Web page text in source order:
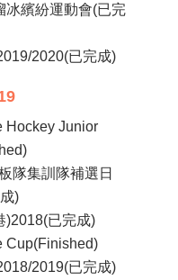
冰繽紛運動會(已完
2020(已完成)
Hockey Junior
隊集訓隊補選日
)
)2018(已完成)
Cup(Finished)
2019(已完成)